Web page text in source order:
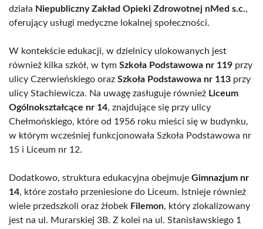
działa Niepubliczny Zakład Opieki Zdrowotnej nMed s.c.,
oferujący usługi medyczne lokalnej społeczności.
W kontekście edukacji, w dzielnicy ulokowanych jest
również kilka szkół, w tym Szkoła Podstawowa nr 119 przy
ulicy Czerwieńskiego oraz Szkoła Podstawowa nr 113 przy
ulicy Stachiewicza. Na uwagę zasługuje również Liceum
Ogólnokształcące nr 14, znajdujące się przy ulicy
Chełmońskiego, które od 1956 roku mieści się w budynku,
w którym wcześniej funkcjonowała Szkoła Podstawowa nr
15 i Liceum nr 12.
Dodatkowo, struktura edukacyjna obejmuje Gimnazjum nr
14, które zostało przeniesione do Liceum. Istnieje również
wiele przedszkoli oraz żłobek Filemon, który zlokalizowany
jest na ul. Murarskiej 3B. Z kolei na ul. Stanisławskiego 1